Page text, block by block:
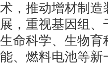
术，推动增材制
展，重视基因组
生命科学、生物
能、燃料电池等